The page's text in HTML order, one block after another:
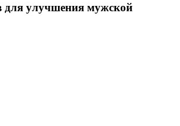
для улучшения мужской